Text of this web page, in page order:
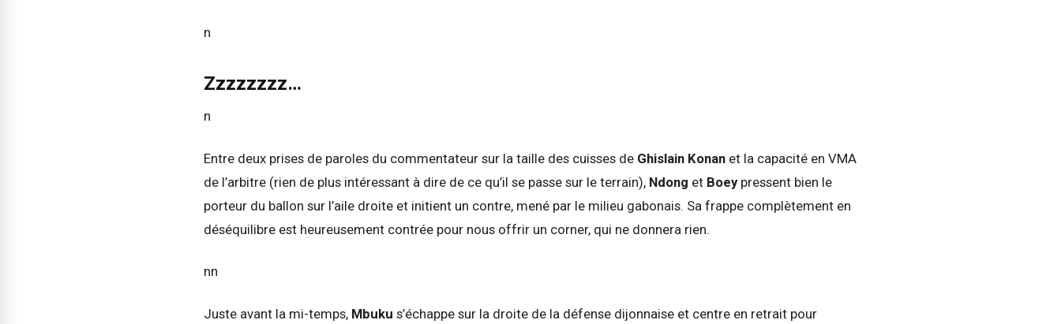
n
Zzzzzzzz…
n
Entre deux prises de paroles du commentateur sur la taille des cuisses de Ghislain Konan et la capacité en VMA
de l’arbitre (rien de plus intéressant à dire de ce qu’il se passe sur le terrain), Ndong et Boey pressent bien le
porteur du ballon sur l’aile droite et initient un contre, mené par le milieu gabonais. Sa frappe complètement en
déséquilibre est heureusement contrée pour nous offrir un corner, qui ne donnera rien.
nn
Juste avant la mi-temps, Mbuku s’échappe sur la droite de la défense dijonnaise et centre en retrait pour